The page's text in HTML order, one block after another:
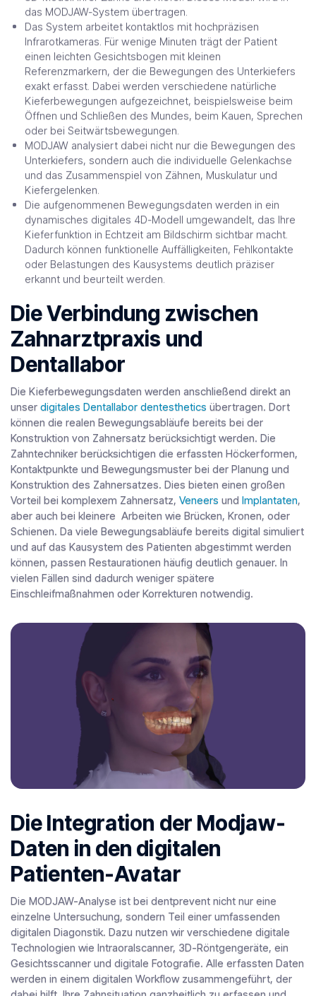
das MODJAW-System übertragen.
Das System arbeitet kontaktlos mit hochpräzisen
Infrarotkameras. Für wenige Minuten trägt der Patient
einen leichten Gesichtsbogen mit kleinen
Referenzmarkern, der die Bewegungen des Unterkiefers
exakt erfasst. Dabei werden verschiedene natürliche
Kieferbewegungen aufgezeichnet, beispielsweise beim
Öffnen und Schließen des Mundes, beim Kauen, Sprechen
oder bei Seitwärtsbewegungen.
MODJAW analysiert dabei nicht nur die Bewegungen des
Unterkiefers, sondern auch die individuelle Gelenkachse
und das Zusammenspiel von Zähnen, Muskulatur und
Kiefergelenken.
Die aufgenommenen Bewegungsdaten werden in ein
dynamisches digitales 4D-Modell umgewandelt, das Ihre
Kieferfunktion in Echtzeit am Bildschirm sichtbar macht.
Dadurch können funktionelle Auffälligkeiten, Fehlkontakte
oder Belastungen des Kausystems deutlich präziser
erkannt und beurteilt werden.
Die Verbindung zwischen
Zahnarztpraxis und
Dentallabor
Die Kieferbewegungsdaten werden anschließend direkt an
unser digitales Dentallabor dentesthetics übertragen. Dort
können die realen Bewegungsabläufe bereits bei der
Konstruktion von Zahnersatz berücksichtigt werden. Die
Zahntechniker berücksichtigen die erfassten Höckerformen,
Kontaktpunkte und Bewegungsmuster bei der Planung und
Konstruktion des Zahnersatzes. Dies bieten einen großen
Vorteil bei komplexem Zahnersatz, Veneers und Implantaten,
aber auch bei kleinere Arbeiten wie Brücken, Kronen, oder
Schienen. Da viele Bewegungsabläufe bereits digital simuliert
und auf das Kausystem des Patienten abgestimmt werden
können, passen Restaurationen häufig deutlich genauer. In
vielen Fällen sind dadurch weniger spätere
Einschleifmaßnahmen oder Korrekturen notwendig.
Die Integration der Modjaw-
Daten in den digitalen
Patienten-Avatar
Die MODJAW-Analyse ist bei dentprevent nicht nur eine
einzelne Untersuchung, sondern Teil einer umfassenden
digitalen Diagonstik. Dazu nutzen wir verschiedene digitale
Technologien wie Intraoralscanner, 3D-Röntgengeräte, ein
Gesichtsscanner und digitale Fotografie. Alle erfassten Daten
werden in einem digitalen Workflow zusammengeführt, der